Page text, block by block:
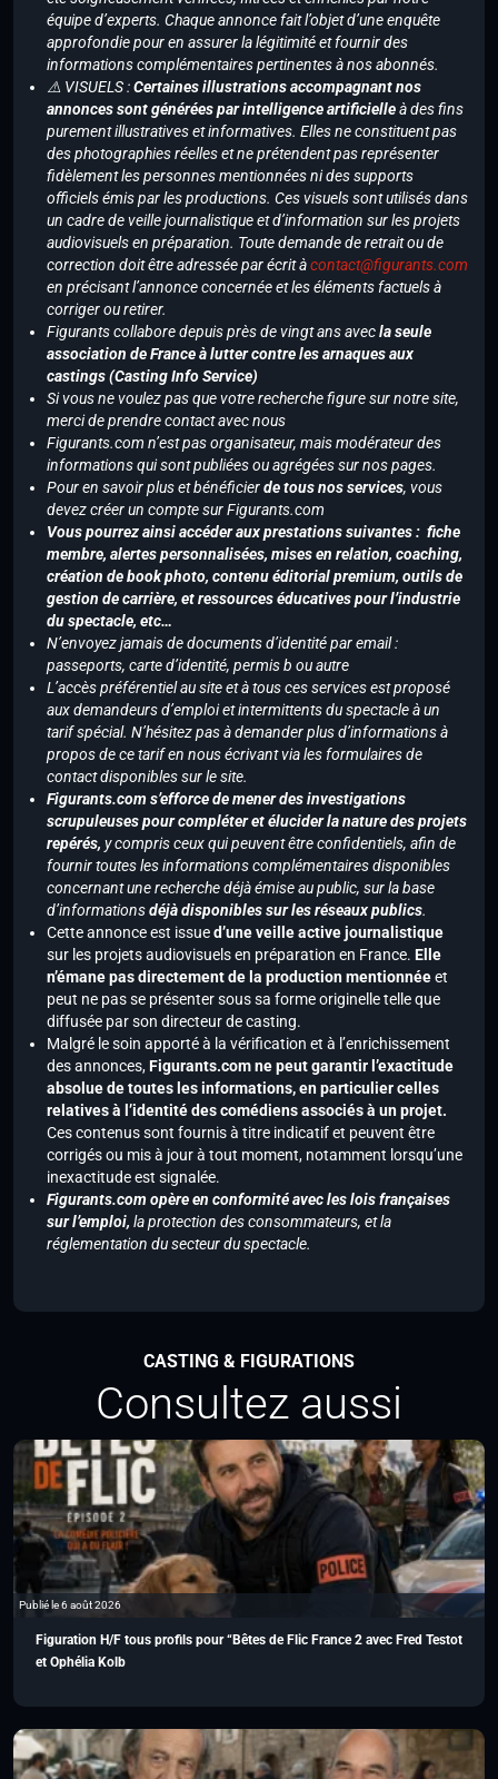
équipe d’experts. Chaque annonce fait l’objet d’une enquête
approfondie pour en assurer la légitimité et fournir des
informations complémentaires pertinentes à nos abonnés.
⚠️ VISUELS :Certaines illustrations accompagnant nos
annonces sont générées par intelligence artificielleà des fins
purement illustratives et informatives. Elles ne constituent pas
des photographies réelles et ne prétendent pas représenter
fidèlement les personnes mentionnées ni des supports
officiels émis par les productions. Ces visuels sont utilisés dans
un cadre de veille journalistique et d’information sur les projets
audiovisuels en préparation. Toute demande de retrait ou de
correction doit être adressée par écrit àcontact@figurants.com
en précisant l’annonce concernée et les éléments factuels à
corriger ou retirer.
Figurants collabore depuis près de vingt ans avecla seule
association de France à lutter contre les arnaques aux
castings (Casting Info Service)
Si vous ne voulez pas que votre recherche figure sur notre site,
merci de prendre contact avec nous
Figurants.com n’est pas organisateur, mais modérateur des
informations qui sont publiées ou agrégées sur nos pages.
Pour en savoir plus et bénéficierde tous nos services, vous
devez créer un compte sur Figurants.com
Vous pourrez ainsi accéder aux prestations suivantes : fiche
membre, alertes personnalisées, mises en relation, coaching,
création de book photo, contenu éditorial premium, outils de
gestion de carrière, et ressources éducatives pour l’industrie
du spectacle, etc…
N’envoyez jamais de documents d’identité par email :
passeports, carte d’identité, permis b ou autre
L’accès préférentiel au site et à tous ces services est proposé
aux demandeurs d’emploi et intermittents du spectacle à un
tarif spécial. N’hésitez pas à demander plus d’informations à
propos de ce tarif en nous écrivant via les formulaires de
contact disponibles sur le site.
Figurants.com s’efforce de mener des investigations
scrupuleuses pour compléter et élucider la nature des projets
repérés, y compris ceux qui peuvent être confidentiels, afin de
fournir toutes les informations complémentaires disponibles
concernant une recherche déjà émise au public, sur la base
d’informationsdéjà disponibles sur les réseaux publics.
Cette annonce est issued’une veille active journalistique
sur les projets audiovisuels en préparation en France. Elle
n’émane pas directement de la production mentionnéeet
peut ne pas se présenter sous sa forme originelle telle que
diffusée par son directeur de casting.
Malgré le soin apporté à la vérification et à l’enrichissement
des annonces,Figurants.com ne peut garantir l’exactitude
absolue de toutes les informations, en particulier celles
relatives à l’identité des comédiens associés à un projet.
Ces contenus sont fournis à titre indicatif et peuvent être
corrigés ou mis à jour à tout moment, notamment lorsqu’une
inexactitude est signalée.
Figurants.com opère en conformité avec les lois françaises
sur l’emploi, la protection des consommateurs, et la
réglementation du secteur du spectacle.
CASTING & FIGURATIONS
Consultez aussi
Publié le 6 août 2026
Figuration H/F tous profils pour “Bêtes de Flic France 2 avec Fred Testot
et Ophélia Kolb